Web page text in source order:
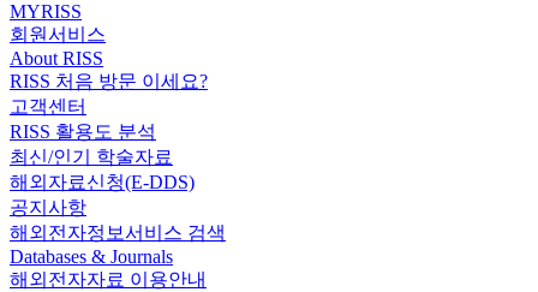
MYRISS
회원서비스
About RISS
RISS 처음 방문 이세요?
고객센터
RISS 활용도 분석
최신/인기 학술자료
해외자료신청(E-DDS)
공지사항
해외전자정보서비스 검색
Databases & Journals
해외전자자료 이용안내